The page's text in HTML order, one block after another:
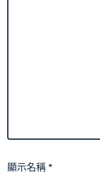
顯示名稱*